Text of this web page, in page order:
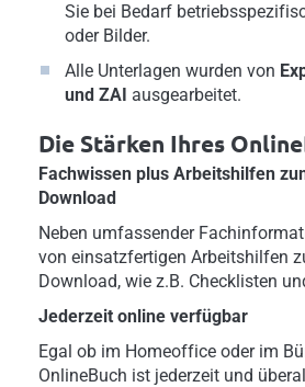
Sie bei Bedarf
oder Bilder.
Alle Unterlagen wurden von
und ZAI ausgearbeitet.
Die Stärken Ihres
Fachwissen plus Arbeitshilfen
Download
Neben umfassender
von einsatzfertigen Arbeitshilfen
Download, wie z.B. Checklisten
Jederzeit online verfügbar
Egal ob im Homeoffice oder im
OnlineBuch ist jederzeit und